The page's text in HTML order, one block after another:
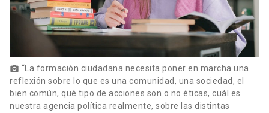
photo_camera “La formación ciudadana necesita poner en marcha una
reflexión sobre lo que es una comunidad, una sociedad, el
bien común, qué tipo de acciones son o no éticas, cuál es
nuestra agencia política realmente, sobre las distintas